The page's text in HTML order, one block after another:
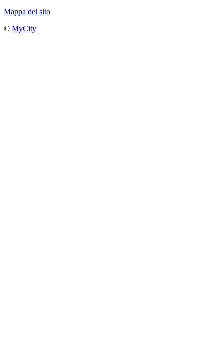
Mappa del sito
© MyCity